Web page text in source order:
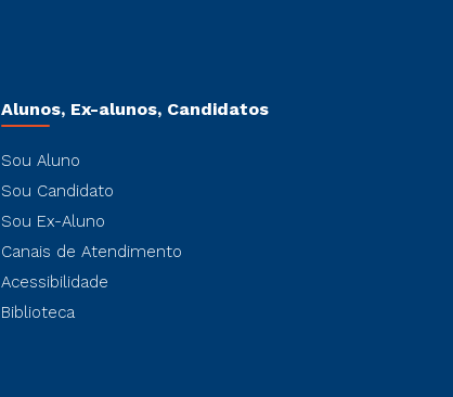
Alunos, Ex-alunos, Candidatos
Sou Aluno
Sou Candidato
Sou Ex-Aluno
Canais de Atendimento
Acessibilidade
Biblioteca